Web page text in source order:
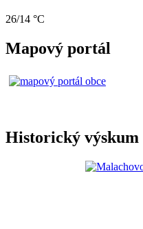
26/14 °C
Mapový portál
Historický výskum